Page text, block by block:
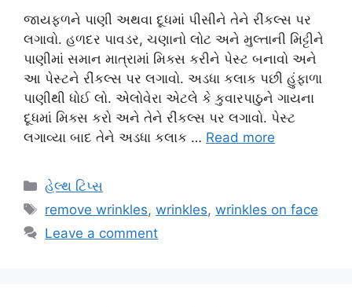
જાયફળને પાણી અથવા દૂધમાં પીસીને તેને રીંકલ્સ પર
લગાવો. હળદર પાવડર, ચણાનો લોટ અને મુલ્તાની મિટ્ટીને
પાણીમાં સમાન માત્રામાં મિક્સ કરીને પેસ્ટ બનાવો અને
આ પેસ્ટને રીંકલ્સ પર લગાવો. અડધા કલાક પછી હુંફાળા
પાણીથી ધોઈ લો. એલોવેરા એટલે કે કુવારપાઠુને ગાયના
દૂધમાં મિક્સ કરો અને તેને રીંકલ્સ પર લગાવો. પેસ્ટ
લગાવ્યા બાદ તેને અડધા કલાક … Read more
Categories
હેલ્થ ટિપ્સ
Tags
remove wrinkles,wrinkles,wrinkles on face
Leave a comment